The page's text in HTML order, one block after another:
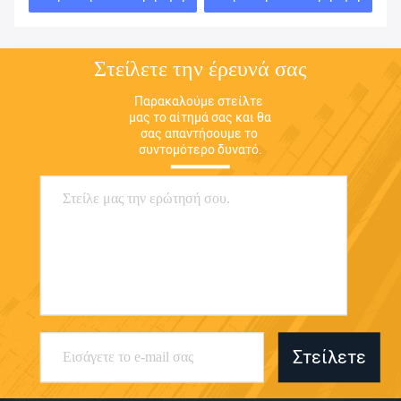
Στείλετε την έρευνά σας
Παρακαλούμε στείλτε
μας το αίτημά σας και θα
σας απαντήσουμε το
συντομότερο δυνατό.
Στείλετε